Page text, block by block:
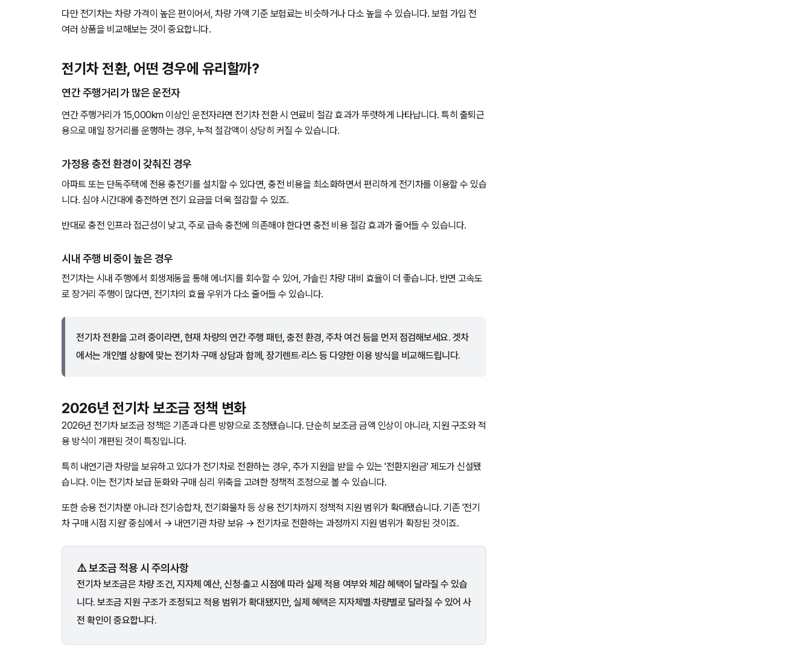
다만 전기차는 차량 가격이 높은 편이어서, 차량 가액 기준 보험료는 비슷하거나 다소 높을 수 있습니다. 보험 가입 전
여러 상품을 비교해보는 것이 중요합니다.
전기차 전환, 어떤 경우에 유리할까?
연간 주행거리가 많은 운전자
연간 주행거리가 15,000km 이상인 운전자라면 전기차 전환 시 연료비 절감 효과가 뚜렷하게 나타납니다. 특히 출퇴근
용으로 매일 장거리를 운행하는 경우, 누적 절감액이 상당히 커질 수 있습니다.
가정용 충전 환경이 갖춰진 경우
아파트 또는 단독주택에 전용 충전기를 설치할 수 있다면, 충전 비용을 최소화하면서 편리하게 전기차를 이용할 수 있습
니다. 심야 시간대에 충전하면 전기 요금을 더욱 절감할 수 있죠.
반대로 충전 인프라 접근성이 낮고, 주로 급속 충전에 의존해야 한다면 충전 비용 절감 효과가 줄어들 수 있습니다.
시내 주행 비중이 높은 경우
전기차는 시내 주행에서 회생제동을 통해 에너지를 회수할 수 있어, 가솔린 차량 대비 효율이 더 좋습니다. 반면 고속도
로 장거리 주행이 많다면, 전기차의 효율 우위가 다소 줄어들 수 있습니다.
전기차 전환을 고려 중이라면, 현재 차량의 연간 주행 패턴, 충전 환경, 주차 여건 등을 먼저 점검해보세요. 겟차
에서는 개인별 상황에 맞는 전기차 구매 상담과 함께, 장기렌트·리스 등 다양한 이용 방식을 비교해드립니다.
2026년 전기차 보조금 정책 변화
2026년 전기차 보조금 정책은 기존과 다른 방향으로 조정됐습니다. 단순히 보조금 금액 인상이 아니라, 지원 구조와 적
용 방식이 개편된 것이 특징입니다.
특히 내연기관 차량을 보유하고 있다가 전기차로 전환하는 경우, 추가 지원을 받을 수 있는 '전환지원금' 제도가 신설됐
습니다. 이는 전기차 보급 둔화와 구매 심리 위축을 고려한 정책적 조정으로 볼 수 있습니다.
또한 승용 전기차뿐 아니라 전기승합차, 전기화물차 등 상용 전기차까지 정책적 지원 범위가 확대됐습니다. 기존 '전기
차 구매 시점 지원' 중심에서 → 내연기관 차량 보유 → 전기차로 전환하는 과정까지 지원 범위가 확장된 것이죠.
⚠️ 보조금 적용 시 주의사항
전기차 보조금은 차량 조건, 지자체 예산, 신청·출고 시점에 따라 실제 적용 여부와 체감 혜택이 달라질 수 있습
니다. 보조금 지원 구조가 조정되고 적용 범위가 확대됐지만, 실제 혜택은 지자체별·차량별로 달라질 수 있어 사
전 확인이 중요합니다.